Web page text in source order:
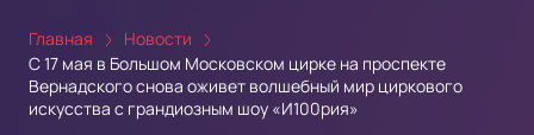
Главная
Новости
С 17 мая в Большом Московском цирке на проспекте
Вернадского снова оживет волшебный мир циркового
искусства с грандиозным шоу «И100рия»